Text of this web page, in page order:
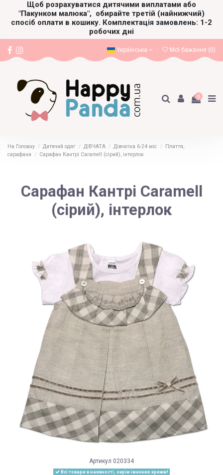
Щоб розрахуватися дитячими виплатами або
"Пакунком малюка", обирайте третій (найнижчий)
спосіб оплати в кошику. Комплектація замовлень: 1-2
робочих дні
Українська Мої бажання (0)
0
На Головну Дитячий одяг ДІВЧАТА Дівчатка 6-24 міс
Плаття,
сарафани
Сарафан Кантрі Caramell (сірий), інтерлок
Сарафан Кантрі Caramell
(сірий), інтерлок
Артикул 020334
Всі товари в наявності, окрім іменних крижм!